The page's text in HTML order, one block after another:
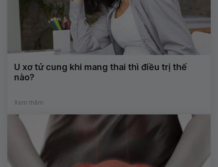
U xơ tử cung khi mang thai thì điều trị thế
nào?
Xem thêm